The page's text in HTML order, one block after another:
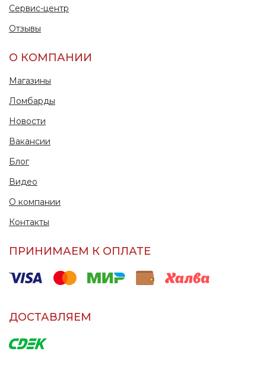
Сервис-центр
Отзывы
О КОМПАНИИ
Магазины
Ломбарды
Новости
Вакансии
Блог
Видео
О компании
Контакты
ПРИНИМАЕМ К ОПЛАТЕ
ДОСТАВЛЯЕМ